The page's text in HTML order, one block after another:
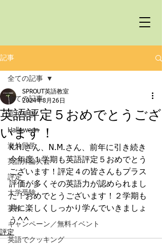
記事
全ての記事
高校受験
Halloween
海外留学
英語弁論大会
評定
大学受験
英検
キャンペーン／無料イベント
英語でクッキング
全ての記事
英語評定５おめでとうござ
います！
SPROUT英語教室
2024年8月26日
K.H.さん、N.M.さん、前年に引き続き
今年度１学期も英語評定５おめでとう
ございます！評定４の皆さんもプラス
評価が多くその英語力が認められまし
た！おめでとうございます！２学期も
共に楽しくしっかり学んでいきましょ
う^^
評定